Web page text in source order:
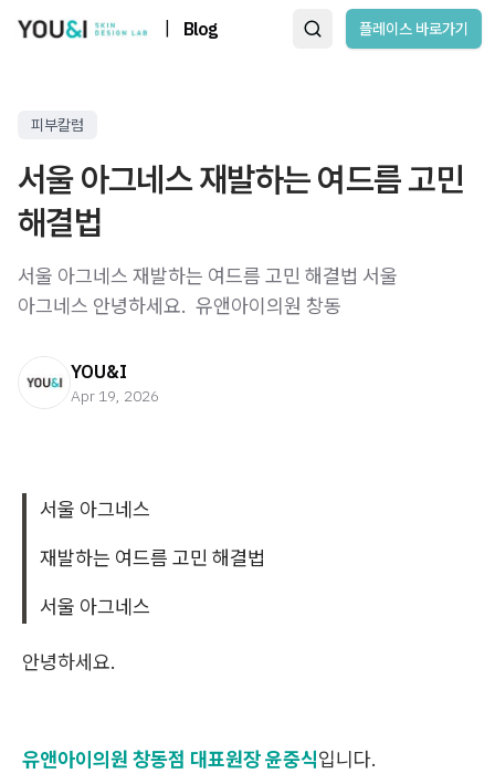
Blog 플레이스 바로가기
피부칼럼
서울 아그네스 재발하는 여드름 고민
해결법
서울 아그네스 재발하는 여드름 고민 해결법 서울
아그네스 안녕하세요. ​ 유앤아이의원 창동
YOU&I
Apr 19, 2026
서울 아그네스
재발하는 여드름 고민 해결법
서울 아그네스
안녕하세요.
유앤아이의원 창동점 대표원장 윤중식입니다.